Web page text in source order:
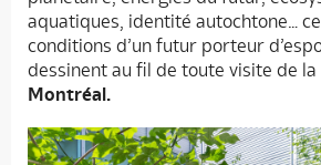
aquatiques, identité autochtone…
conditions d’un futur porteur
dessinent au fil de toute visite de la
Montréal.